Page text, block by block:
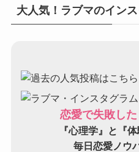
大人気！ラブマのイン
恋愛で失敗した
『心理学』と『
毎日恋愛ノウ